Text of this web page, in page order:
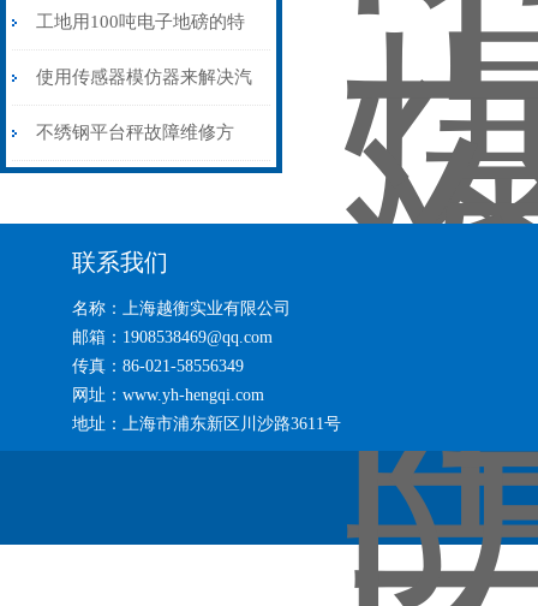
探讨
工地用100吨电子地磅的特
点
使用传感器模仿器来解决汽
车电子磅故障
不绣钢平台秤故障维修方
联系我们
名称：上海越衡实业有限公司
邮箱：1908538469@qq.com
传真：86-021-58556349
网址：www.yh-hengqi.com
地址：上海市浦东新区川沙路3611号